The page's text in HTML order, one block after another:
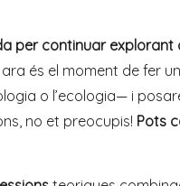
per continuar
és el moment de fer
o l’ecologia— i
no et preocupis! Pots